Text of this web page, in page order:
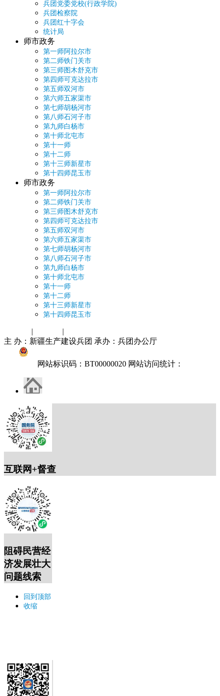
兵团党委党校(行政学院)
兵团检察院
兵团红十字会
统计局
师市政务
第一师阿拉尔市
第二师铁门关市
第三师图木舒克市
第四师可克达拉市
第五师双河市
第六师五家渠市
第七师胡杨河市
第八师石河子市
第九师白杨市
第十师北屯市
第十一师
第十二师
第十三师新星市
第十四师昆玉市
师市政务
第一师阿拉尔市
第二师铁门关市
第三师图木舒克市
第四师可克达拉市
第五师双河市
第六师五家渠市
第七师胡杨河市
第八师石河子市
第九师白杨市
第十师北屯市
第十一师
第十二师
第十三师新星市
第十四师昆玉市
| |
主 办：新疆生产建设兵团 承办：兵团办公厅
网站标识码：BT00000020 网站访问统计：
互联网+督查
阻碍民营经
济发展壮大
问题线索
回到顶部
收缩